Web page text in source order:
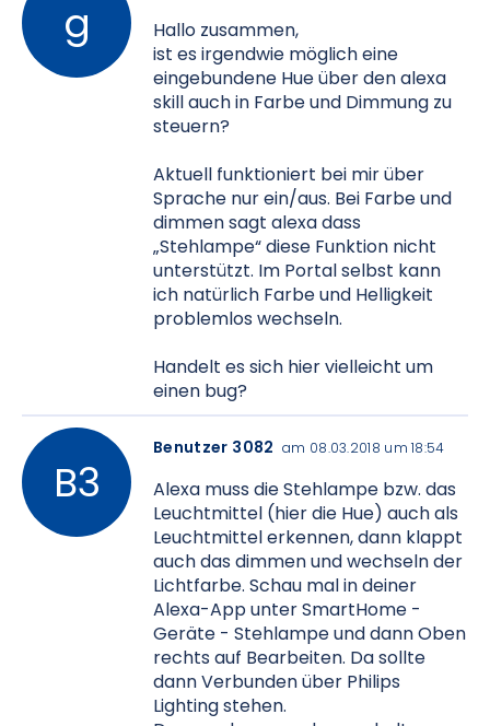
Hallo zusammen,
ist es irgendwie möglich eine
eingebundene Hue über den alexa
skill auch in Farbe und Dimmung zu
steuern?
Aktuell funktioniert bei mir über
Sprache nur ein/aus. Bei Farbe und
dimmen sagt alexa dass
„Stehlampe“ diese Funktion nicht
unterstützt. Im Portal selbst kann
ich natürlich Farbe und Helligkeit
problemlos wechseln.
Handelt es sich hier vielleicht um
einen bug?
Benutzer 3082 am 08.03.2018 um 18:54
Alexa muss die Stehlampe bzw. das
Leuchtmittel (hier die Hue) auch als
Leuchtmittel erkennen, dann klappt
auch das dimmen und wechseln der
Lichtfarbe. Schau mal in deiner
Alexa-App unter SmartHome -
Geräte - Stehlampe und dann Oben
rechts auf Bearbeiten. Da sollte
dann Verbunden über Philips
Lighting stehen.